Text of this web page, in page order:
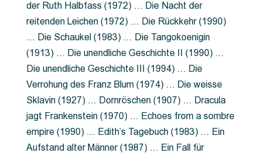
der Ruth Halbfass (1972) … Die Nacht der
reitenden Leichen (1972) … Die Rückkehr (1990)
… Die Schaukel (1983) … Die Tangokoenigin
(1913) … Die unendliche Geschichte II (1990) …
Die unendliche Geschichte III (1994) … Die
Verrohung des Franz Blum (1974) … Die weisse
Sklavin (1927) … Dornröschen (1907) … Dracula
jagt Frankenstein (1970) … Echoes from a sombre
empire (1990) … Edith’s Tagebuch (1983) … Ein
Aufstand alter Männer (1987) … Ein Fall für